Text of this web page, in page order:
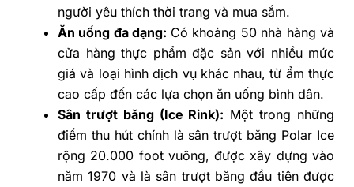
người yêu thích thời trang và mua sắm.
Ăn uống đa dạng: Có khoảng 50 nhà hàng và
cửa hàng thực phẩm đặc sản với nhiều mức
giá và loại hình dịch vụ khác nhau, từ ẩm thực
cao cấp đến các lựa chọn ăn uống bình dân.
Sân trượt băng (Ice Rink): Một trong những
điểm thu hút chính là sân trượt băng Polar Ice
rộng 20.000 foot vuông, được xây dựng vào
năm 1970 và là sân trượt băng đầu tiên được